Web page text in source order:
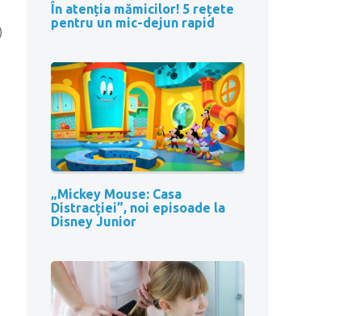
În atenția mămicilor! 5 rețete
pentru un mic-dejun rapid
„Mickey Mouse: Casa
Distracției”, noi episoade la
Disney Junior